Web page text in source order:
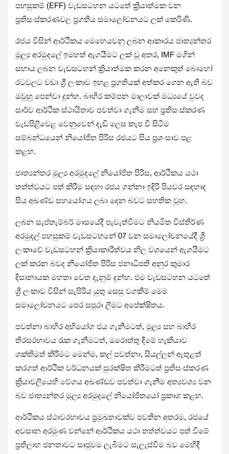
පහසුකම් (EFF) වැඩසටහන යටතේ ක්‍රියාත්මක වන
ප්‍රතිසංස්කරණවල ප්‍රගතිය සමාලෝචනයට ලක් කෙරිණි.
රජය විසින් ආර්ථිකය මෙහෙයවනු ලබන ආකාරය ජාත්‍යන්තර
මූල්‍ය අරමුදලේ ඉමහත් ඇගයීමට ලක් වූ අතර, IMF මගින්
සහාය ලබන වැඩසටහන් ක්‍රියාත්මක කරන අනෙකුත් බොහෝ
රටවලට වඩා ශ්‍රී ලංකාව ඉහළ ප්‍රගතියක් අත්කර ගෙන ඇති බව
ඔවුහු පෙන්වා දුන්හ. බාහිර කම්පන මාලාවක් මධ්‍යයේ වුවද
සාර්ව ආර්ථික ස්ථායිතාව පවත්වා ගැනීම සහ ප්‍රතිසංස්කරණ
වැඩපිළිවෙළ වෙනුවෙන් දැඩි ලෙස කැප වී සිටීම
සම්බන්ධයෙන් නියෝජිත පිරිස රජයට සිය ප්‍රශංසාව පළ
කළහ.
ජාත්‍යන්තර මූල්‍ය අරමුදලේ නියෝජිත පිරිස, ආර්ථිකය යථා
තත්ත්වයට පත් කිරීම සඳහා රජය ගන්නා ඉදිරි පියවර සඳහාද
සිය අඛණ්ඩ සහයෝගය ලබා දෙන බවට සහතික වූහ.
ලබන සැප්තැම්බර් මාසයේදී පැවැත්වීමට නියමිත විස්තීර්ණ
අරමුදල් පහසුකම් වැඩසටහනේ 07 වන සමාලෝචනයේදී ශ්‍රී
ලංකාවේ වැඩසටහන් ක්‍රියාකාරීත්වය නිල වශයෙන් ඇගයීමට
ලක් කරන බවද නියෝජිත පිරිස ජනාධිපති අනුර කුමාර
දිසානායක මහතා වෙත දැනුම් දුන්හ. එම වැඩසටහන යටතේ
ශ්‍රී ලංකාව විසින් සැපිරිය යුතු සෙසු වගකීම් මෙම
සමාලෝචනයට පෙර සපුරා ලීමට අපේක්ෂිතය.
පවත්නා බාහිර අභියෝග ජය ගැනීමටත්, මූල්‍ය සහ බාහිර
තිරසරභාවය රැක ගැනීමටත්, ඔරොත්තු දීමේ හැකියාව
ශක්තිමත් කිරීමට මෙන්ම, කල් පවත්නා, සියල්ලන් ඇතුළත්
කරගත් ආර්ථික වර්ධනයක් සුරක්ෂිත කිරීමටත් ප්‍රතිසංස්කරණ
ක්‍රියාවලියෙහි වේගය අඛණ්ඩව පවත්වා ගැනීම අත්‍යවශ්‍ය වන
බව ජාත්‍යන්තර මූල්‍ය අරමුදලේ නියෝජිතයෝ ප්‍රකාශ කළහ.
ආර්ථිකය ස්ථාවරභාවය ප්‍රමුඛතාවක්ව පවතින අතරම, රජයේ
අවසාන අරමුණ වන්නේ ආර්ථිකය යථා තත්ත්වයට පත් වීමේ
ප්‍රතිලාභ ජනතාවට සෘජුවම ලැබීමට සැලැස්වීම බව මෙහිදී